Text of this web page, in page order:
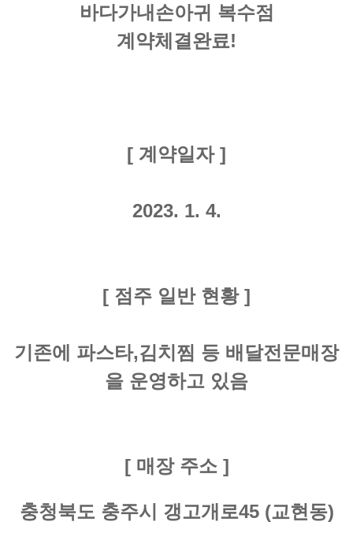
바다가내손아귀 복수점
계약체결완료!
[ 계약일자 ]
2023. 1. 4.
[ 점주 일반 현황 ]
기존에 파스타,김치찜 등 배달전문매장
을 운영하고 있음
[ 매장 주소 ]
충청북도 충주시 갱고개로45 (교현동)